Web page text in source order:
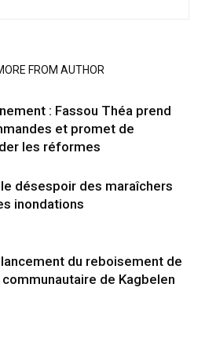
FROM AUTHOR
: Fassou Théa prend
et promet de
les réformes
le désespoir des maraîchers
inondations
lancement du reboisement de
de Kagbelen